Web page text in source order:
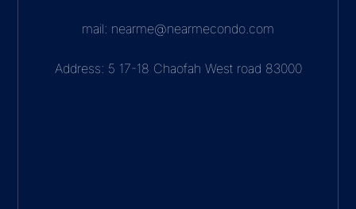
mail: nearme@nearmecondo.com
Address: 5 17-18 Chaofah West road 83000